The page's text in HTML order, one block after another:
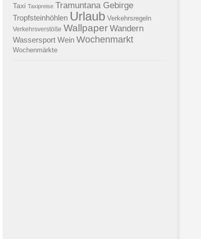
Taxi Taxipreise Tramuntana Gebirge
Tropfsteinhöhlen Urlaub Verkehrsregeln
Verkehrsverstöße Wallpaper Wandern
Wassersport Wein Wochenmarkt
Wochenmärkte